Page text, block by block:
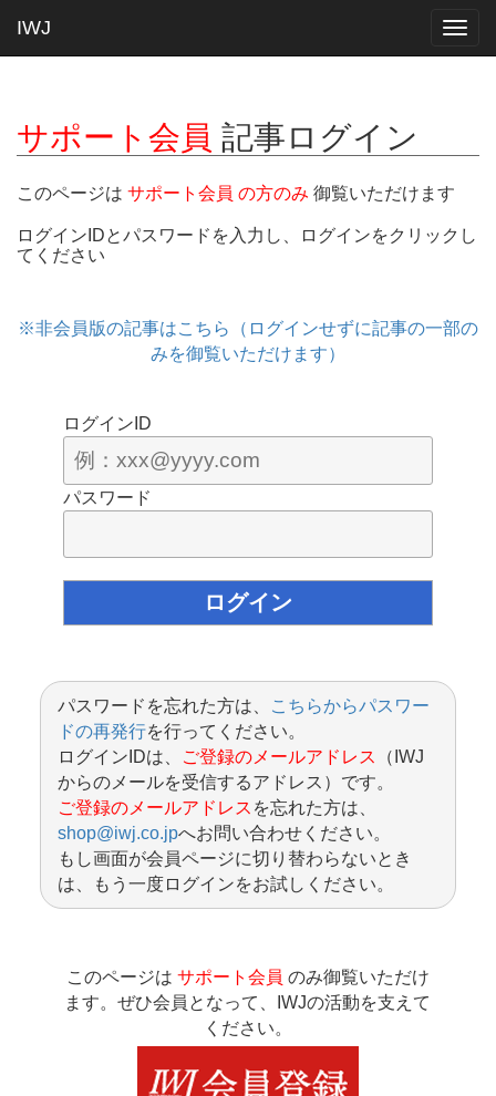
IWJ
サポート会員 記事ログイン
このページは サポート会員 の方のみ 御覧いただけます
ログインIDとパスワードを入力し、ログインをクリックし
てください
※非会員版の記事はこちら（ログインせずに記事の一部の
みを御覧いただけます）
ログインID
パスワード
パスワードを忘れた方は、
こちらからパスワー
ドの再発行を行ってください。
ログインIDは、
ご登録のメールアドレス
（IWJ
からのメールを受信するアドレス）です。
ご登録のメールアドレス を忘れた方は、
shop@iwj.co.jpへお問い合わせください。
もし画面が会員ページに切り替わらないとき
は、もう一度ログインをお試しください。
このページは サポート会員 のみ御覧いただけ
ます。ぜひ会員となって、IWJの活動を支えて
ください。